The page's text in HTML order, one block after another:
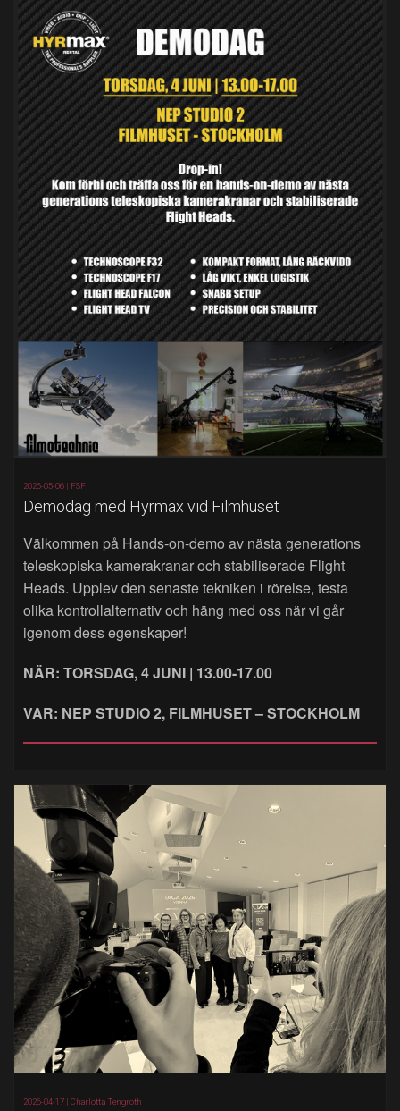
2026-05-06 | FSF
Demodag med Hyrmax vid Filmhuset
Välkommen på Hands‑on‑demo av nästa generations
teleskopiska kamerakranar och stabiliserade Flight
Heads. Upplev den senaste tekniken i rörelse, testa
olika kontrollalternativ och häng med oss när vi går
igenom dess egenskaper!
NÄR: TORSDAG, 4 JUNI | 13.00-17.00
VAR: NEP STUDIO 2, FILMHUSET – STOCKHOLM
2026-04-17 | Charlotta Tengroth